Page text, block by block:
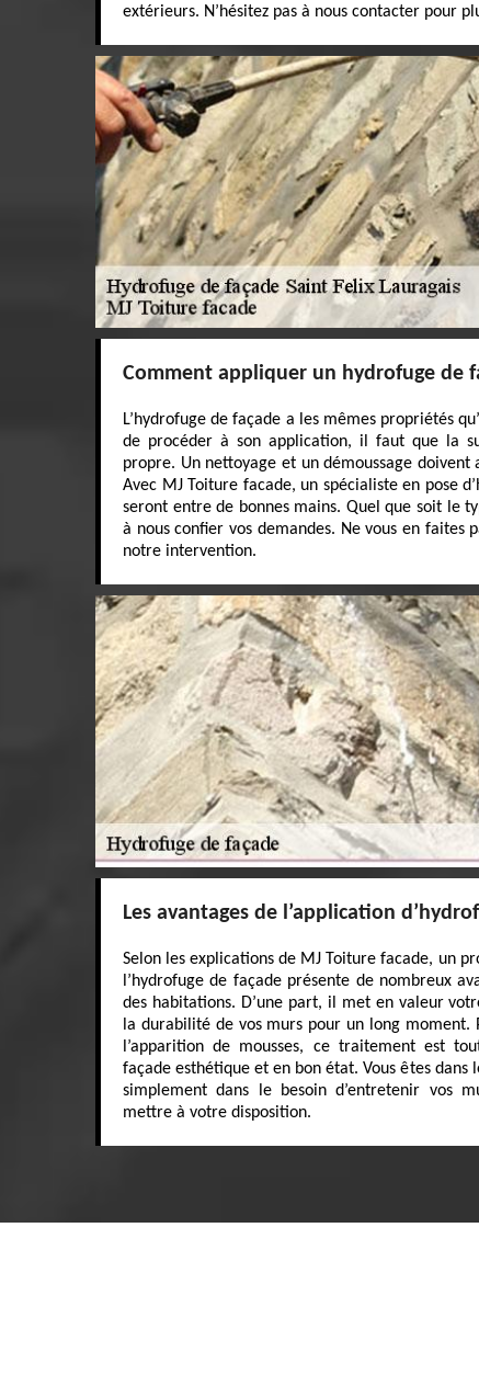
extérieurs. N’hésitez pas à nous contacter pour
Comment appliquer un hydrofuge de
L’hydrofuge de façade a les mêmes propriétés
de procéder à son application, il faut que la
propre. Un nettoyage et un démoussage
Avec MJ Toiture facade, un spécialiste en pose
seront entre de bonnes mains. Quel que soit le
à nous confier vos demandes. Ne vous en faites
notre intervention.
Les avantages de l’application
Selon les explications de MJ Toiture facade, un
l’hydrofuge de façade présente de nombreux
des habitations. D’une part, il met en valeur
la durabilité de vos murs pour un long
l’apparition de mousses, ce traitement est
façade esthétique et en bon état. Vous êtes dans
simplement dans le besoin d’entretenir vos
mettre à votre disposition.